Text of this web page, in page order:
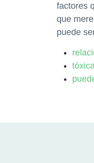
factores
que
puede